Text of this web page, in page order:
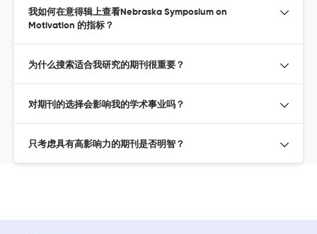
我如何在意得辑上查看Nebraska Symposium on
Motivation 的指标？
为什么搜索适合我研究的期刊很重要？
对期刊的选择会影响我的学术事业吗？
只考虑具有高影响力的期刊是否明智？